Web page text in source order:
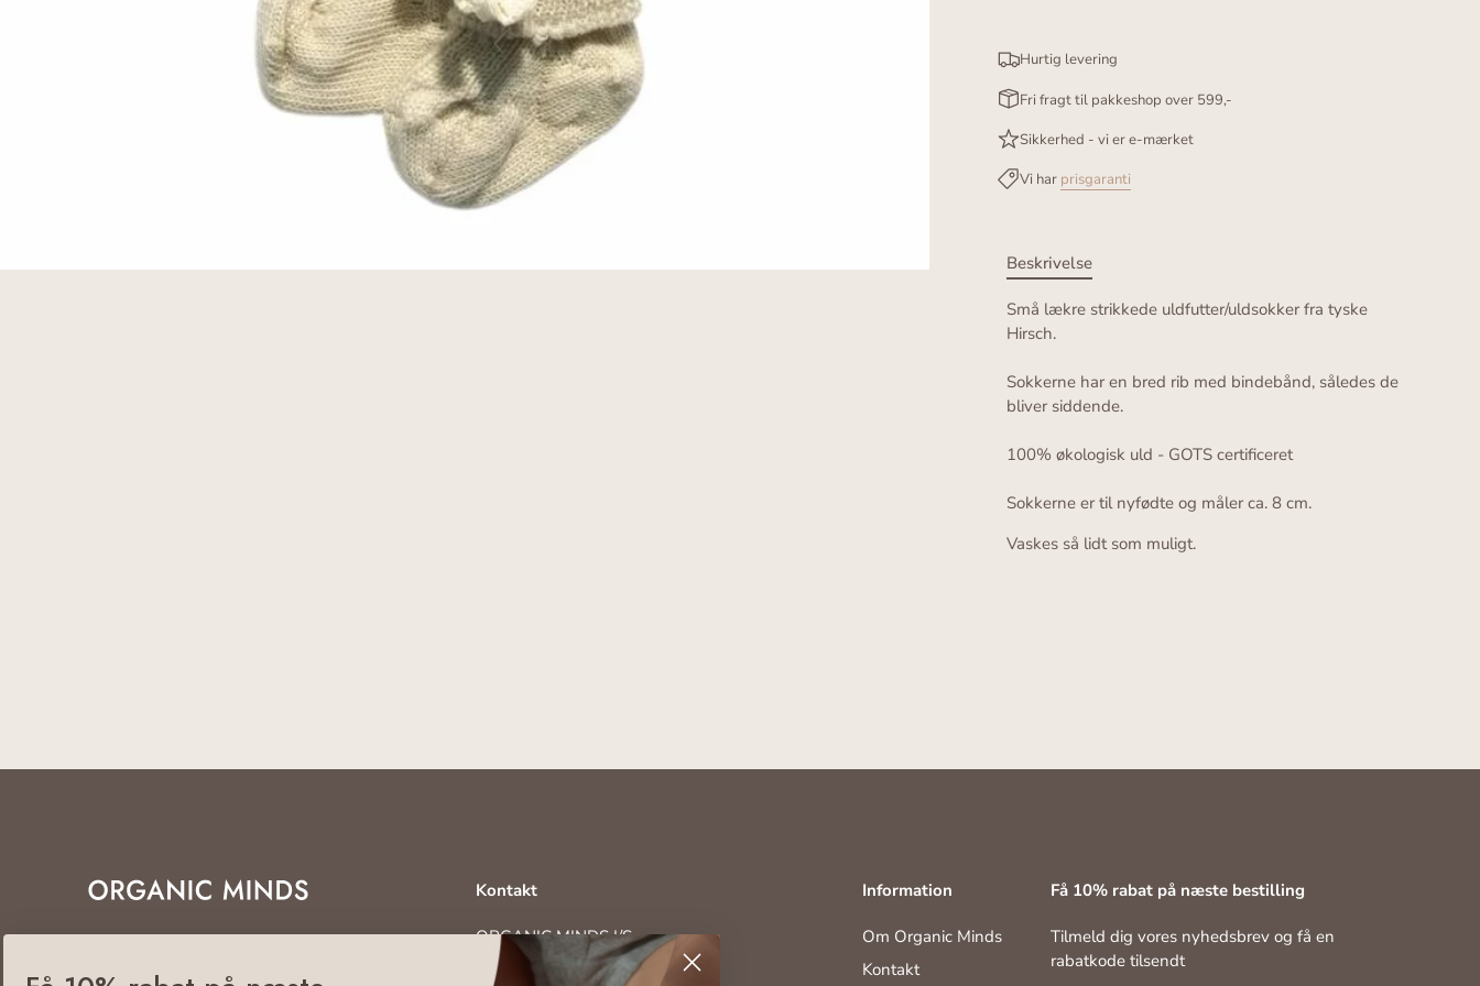
Hurtig levering
Fri fragt til pakkeshop over 599,-
Sikkerhed - vi er e-mærket
Vi har prisgaranti
Beskrivelse
Små lækre strikkede uldfutter/uldsokker fra tyske
Hirsch.
Sokkerne har en bred rib med bindebånd, således de
bliver siddende.
100% økologisk uld - GOTS certificeret
Sokkerne er til nyfødte og måler ca. 8 cm.
Vaskes så lidt som muligt.
Det er nemt at være naturlig
Kontakt
ORGANIC MINDS I/S
Enghavevej 35
Information
Om Organic Minds
Kontakt
Få 10% rabat på næste bestilling
Tilmeld dig vores nyhedsbrev og få en
rabatkode tilsendt